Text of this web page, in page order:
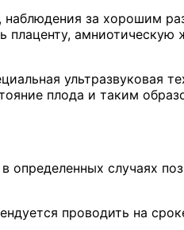
за хорошим
амниотическую
ультразвуковая
плода и таким
случаях
проводить на